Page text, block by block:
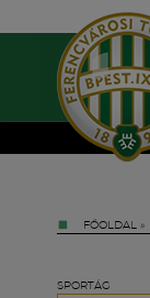
FŐOLDAL »
SPORTÁG